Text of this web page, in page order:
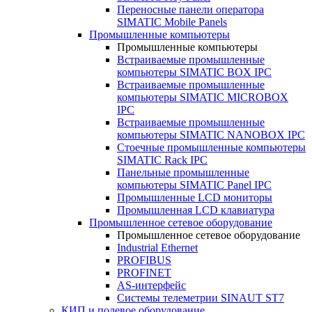
Переносные панели оператора
SIMATIC Mobile Panels
Промышленные компьютеры
Промышленные компьютеры
Встраиваемые промышленные
компьютеры SIMATIC BOX IPC
Встраиваемые промышленные
компьютеры SIMATIC MICROBOX
IPC
Встраиваемые промышленные
компьютеры SIMATIC NANOBOX IPC
Стоечные промышленные компьютеры
SIMATIC Rack IPC
Панельные промышленные
компьютеры SIMATIC Panel IPC
Промышленные LCD мониторы
Промышленная LCD клавиатура
Промышленное сетевое оборудование
Промышленное сетевое оборудование
Industrial Ethernet
PROFIBUS
PROFINET
AS-интерфейс
Системы телеметрии SINAUT ST7